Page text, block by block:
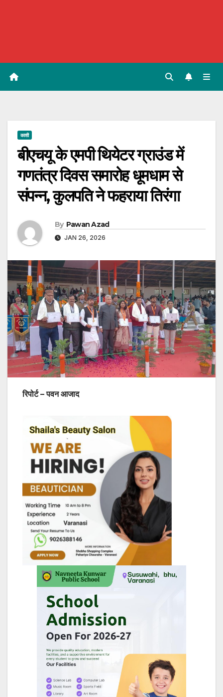
काशी
बीएचयू के एमपी थियेटर ग्राउंड में
गणतंत्र दिवस समारोह धूमधाम से
संपन्न, कुलपति ने फहराया तिरंगा
By Pawan Azad
JAN 26, 2026
रिपोर्ट – पवन आजाद